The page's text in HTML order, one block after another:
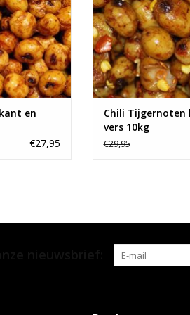
en
€27,95
Chili Tijgernoten
vers 10kg
€29,95